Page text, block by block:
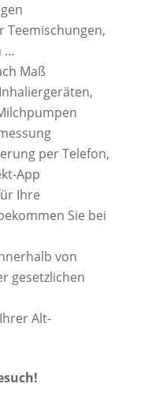
Teemischungen,
…
Maß
per Telefon,
App
Ihre
Sie bei
von
gesetzlichen
Alt-